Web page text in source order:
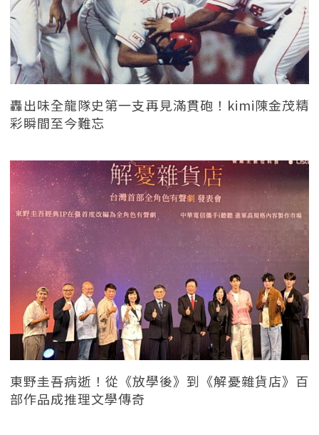
轟出味全龍隊史第一支再見滿貫砲！kimi陳金茂精
彩瞬間至今難忘
東野圭吾病逝！從《放學後》到《解憂雜貨店》百
部作品成推理文學傳奇